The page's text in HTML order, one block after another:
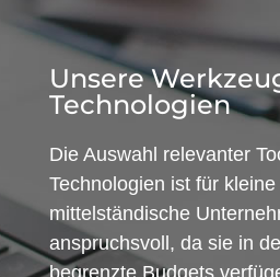
Unsere
Technologien
Die Auswahl relevanter
Technologien ist für kleine
mittelständische
anspruchsvoll, da sie in
begrenzte Budgets